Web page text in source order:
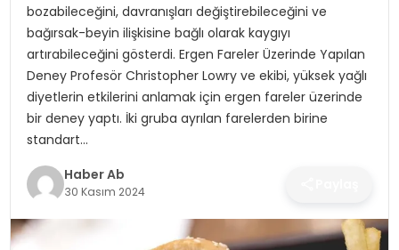
SAĞLIK
MAGAZIN
YAŞAM
bozabileceğini, davranışları değiştirebileceğini ve
bağırsak-beyin ilişkisine bağlı olarak kaygıyı
artırabileceğini gösterdi. Ergen Fareler Üzerinde Yapılan
Deney Profesör Christopher Lowry ve ekibi, yüksek yağlı
diyetlerin etkilerini anlamak için ergen fareler üzerinde
bir deney yaptı. İki gruba ayrılan farelerden birine
standart…
Haber Ab
30 Kasım 2024